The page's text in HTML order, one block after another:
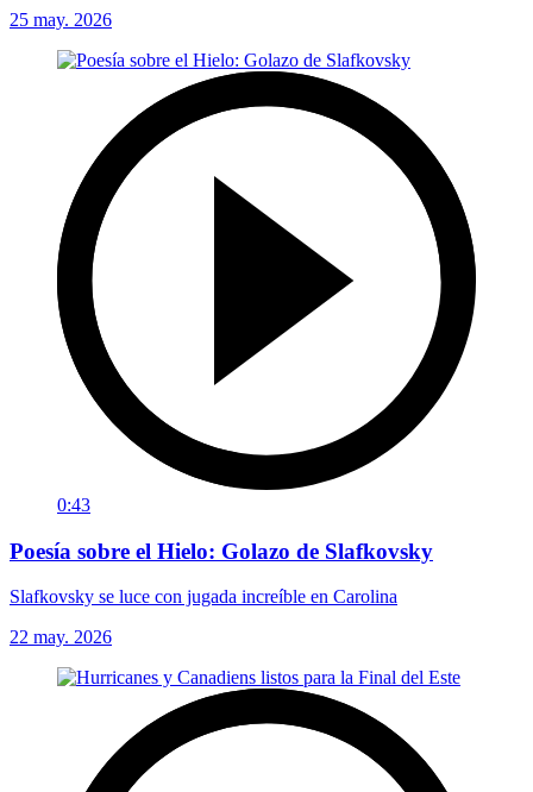
25 may. 2026
0:43
Poesía sobre el Hielo: Golazo de Slafkovsky
Slafkovsky se luce con jugada increíble en Carolina
22 may. 2026